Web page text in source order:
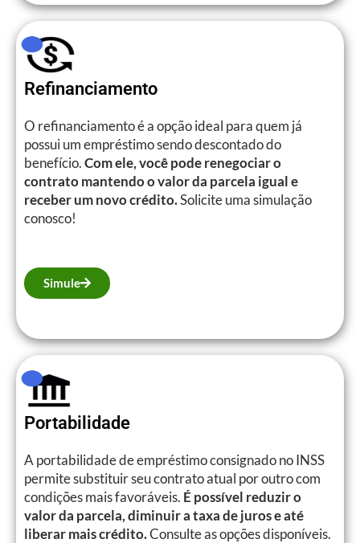
Refinanciamento
O refinanciamento é a opção ideal para quem já
possui um empréstimo sendo descontado do
benefício.Com ele, você pode renegociar o
contrato mantendo o valor da parcela igual e
receber um novo crédito.Solicite uma simulação
conosco!
Simule
Portabilidade
A portabilidade de empréstimo consignado no INSS
permite substituir seu contrato atual por outro com
condições mais favoráveis. É possível reduzir o
valor da parcela, diminuir a taxa de juros e até
liberar mais crédito.Consulte as opções disponíveis.